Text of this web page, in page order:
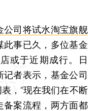
公司将试水淘宝旗舰
此事已久，多位基金
或于近期成行。日
者表示，基金公司
，“现在我们在不断
备案流程，两方面都